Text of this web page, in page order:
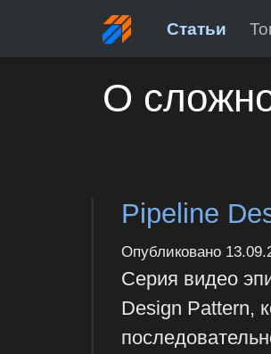
Статьи
О
Pipeline
Опубликовано
Серия видео
Design Pattern,